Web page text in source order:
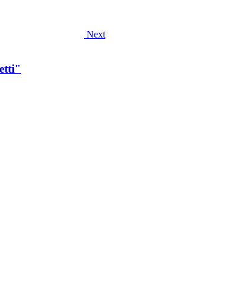
Next